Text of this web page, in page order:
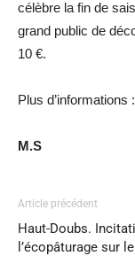
célèbre la fin de
grand public de
10 €.
Plus d’informations :
M.S
Article précédent
Haut-Doubs.
l’écopâturage sur